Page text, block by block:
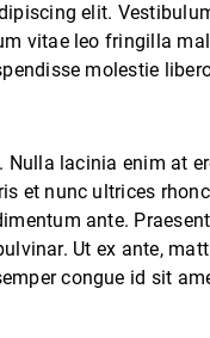
elit.
vitae leo fringilla
molestie
lacinia enim at
et nunc ultrices
ante.
Ut ex ante,
congue id sit